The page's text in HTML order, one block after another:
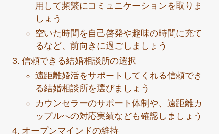
用して頻繁にコミュニケーションを取りま
しょう
空いた時間を自己啓発や趣味の時間に充て
るなど、前向きに過ごしましょう
信頼できる結婚相談所の選択
遠距離婚活をサポートしてくれる信頼でき
る結婚相談所を選びましょう
カウンセラーのサポート体制や、遠距離カ
ップルへの対応実績なども確認しましょう
オープンマインドの維持